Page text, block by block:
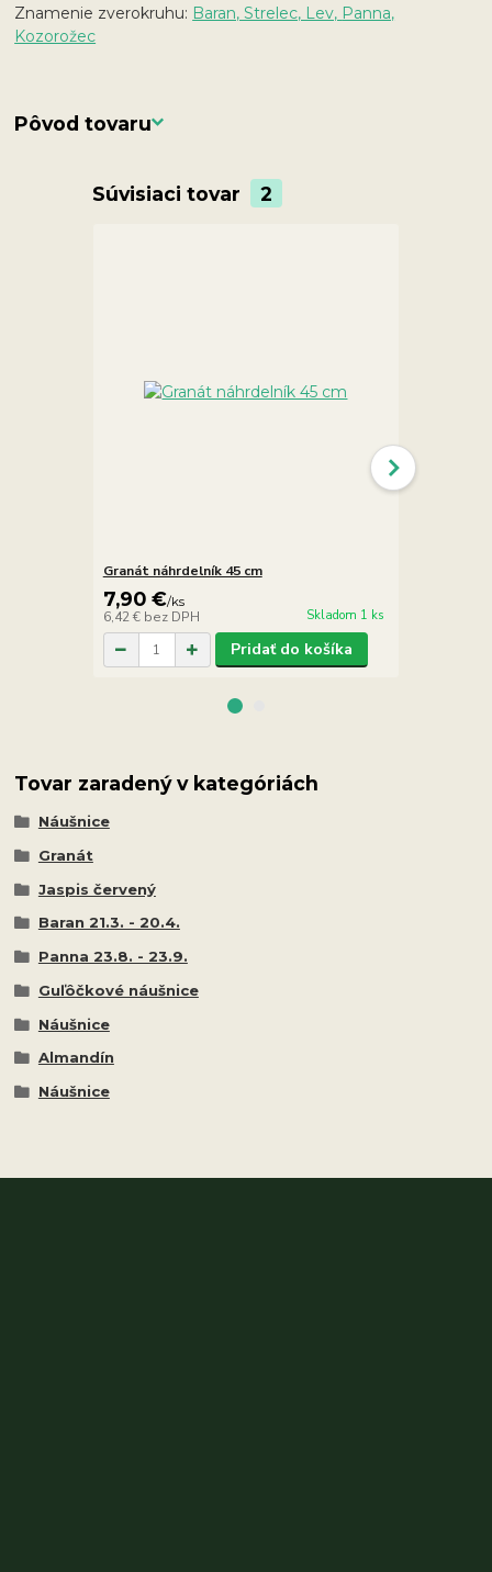
Znamenie zverokruhu: Baran, Strelec, Lev, Panna,
Kozorožec
Pôvod tovaru
Súvisiaci tovar 2
Granát náhrdelník 45 cm
7,90 €/ks
6,42 € bez DPH Skladom 1 ks
Pridať do košíka
Tovar zaradený v kategóriách
Náušnice
Granát
Jaspis červený
Baran 21.3. - 20.4.
Panna 23.8. - 23.9.
Guľôčkové náušnice
Náušnice
Almandín
Náušnice